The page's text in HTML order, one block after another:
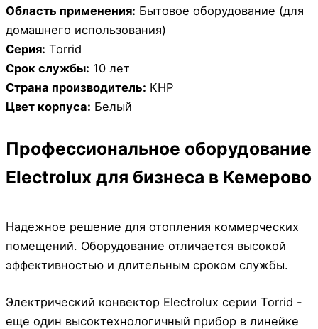
Область применения: Бытовое оборудование (для
домашнего использования)
Серия: Torrid
Срок службы: 10 лет
Страна производитель: КНР
Цвет корпуса: Белый
Профессиональное оборудование
Electrolux для бизнеса в Кемерово
Надежное решение для отопления коммерческих
помещений. Оборудование отличается высокой
эффективностью и длительным сроком службы.
Электрический конвектор Electrolux серии Torrid -
еще один высоктехнологичный прибор в линейке